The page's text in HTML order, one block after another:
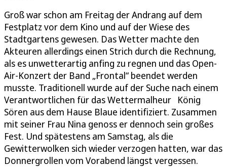
Groß war schon am Freitag der Andrang auf dem
Festplatz vor dem Kino und auf der Wiese des
Stadtgartens gewesen. Das Wetter machte den
Akteuren allerdings einen Strich durch die Rechnung,
als es unwetterartig anfing zu regnen und das Open-
Air-Konzert der Band „Frontal“ beendet werden
musste. Traditionell wurde auf der Suche nach einem
Verantwortlichen für das Wettermalheur König
Sören aus dem Hause Blaue identifiziert. Zusammen
mit seiner Frau Nina genoss er dennoch sein großes
Fest. Und spätestens am Samstag, als die
Gewitterwolken sich wieder verzogen hatten, war das
Donnergrollen vom Vorabend längst vergessen.